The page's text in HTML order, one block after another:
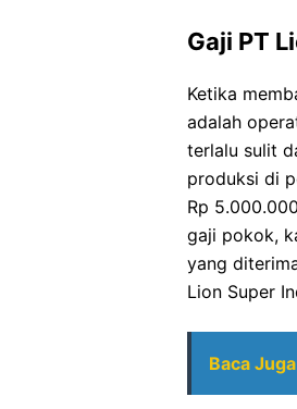
Gaji PT
Ketika
adalah
terlalu sulit
produksi di
Rp
gaji pokok,
yang
Lion Super
Baca